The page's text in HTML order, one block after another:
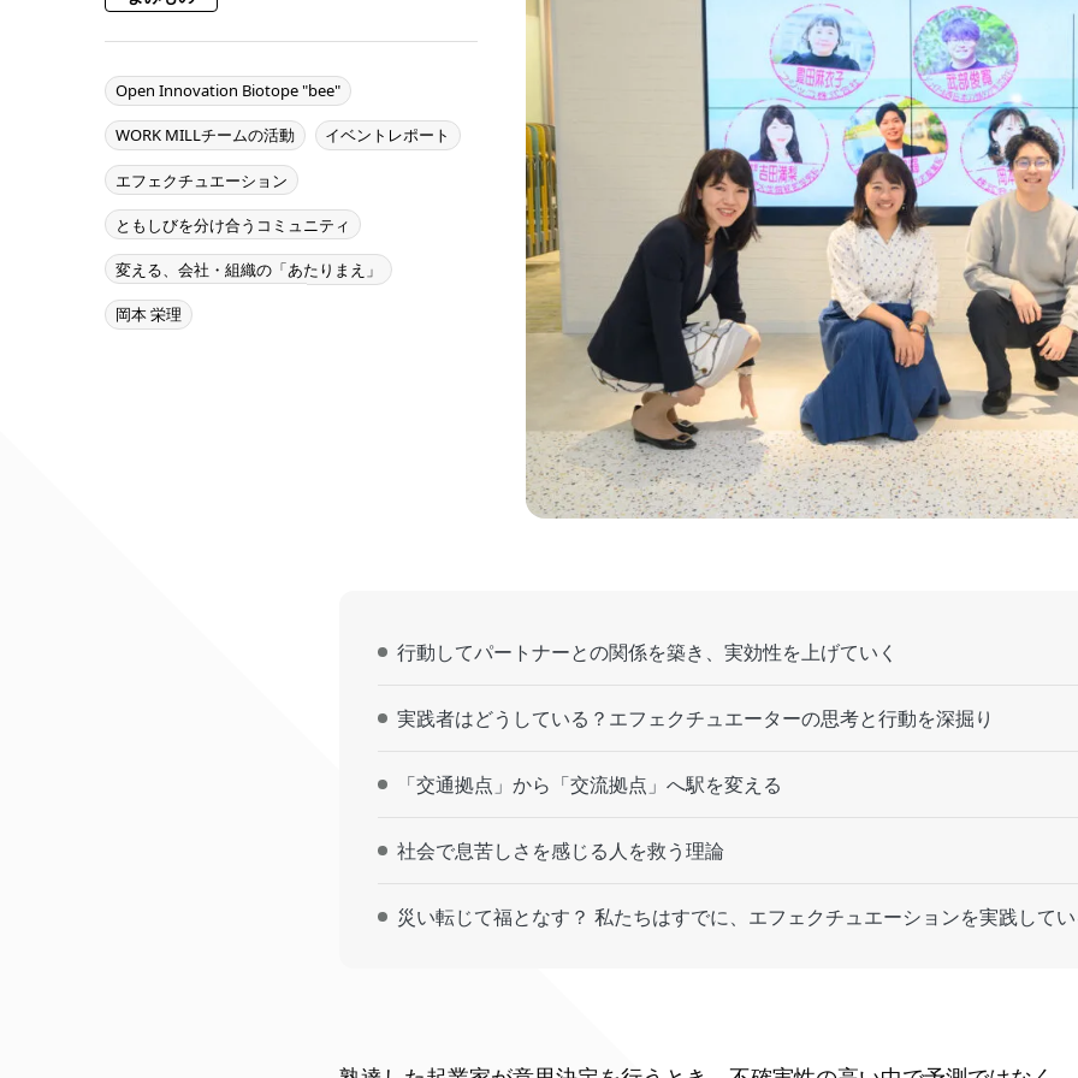
Open Innovation Biotope "bee"
WORK MILLチームの活動 イベントレポート
エフェクチュエーション
ともしびを分け合うコミュニティ
変える、会社・組織の「あたりまえ」
岡本 栄理
行動してパートナーとの関係を築き、実効性を上げていく
実践者はどうしている？エフェクチュエーターの思考と行動を深掘り
「交通拠点」から「交流拠点」へ駅を変える
社会で息苦しさを感じる人を救う理論
災い転じて福となす？ 私たちはすでに、エフェクチュエーションを実践してい